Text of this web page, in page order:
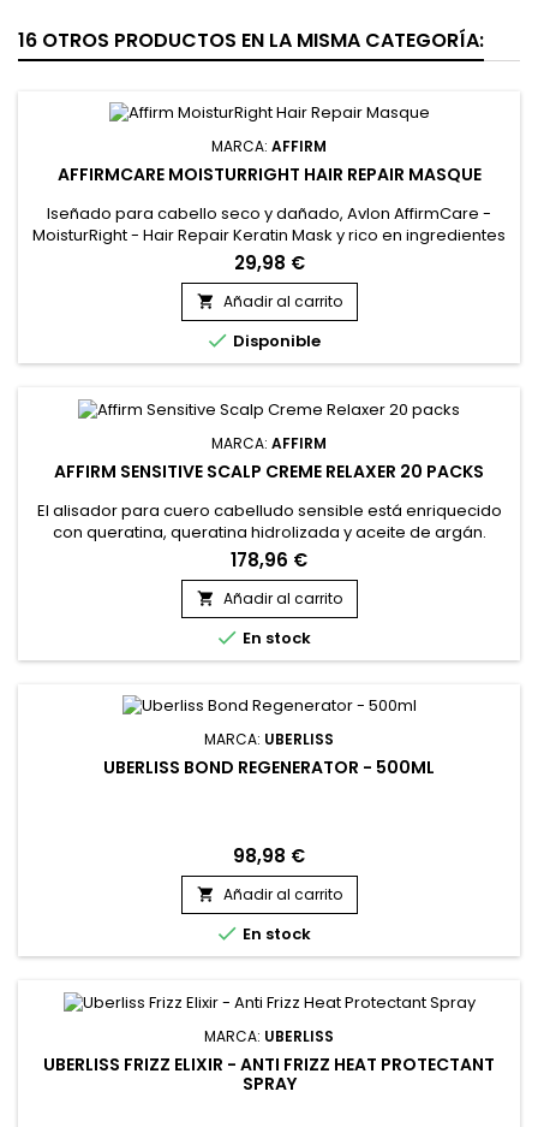
16 OTROS PRODUCTOS EN LA MISMA CATEGORÍA:
MARCA: AFFIRM
AFFIRMCARE MOISTURRIGHT HAIR REPAIR MASQUE
Iseñado para cabello seco y dañado, Avlon AffirmCare -
MoisturRight - Hair Repair Keratin Mask y rico en ingredientes
naturales, como jalea real y aceite de Burití, hidrata
profundamente y promueve el crecimiento del cabello.
Affirm MoisturRight mascarilla reparadora y nutritiva de alta
concentración trata en profundidad. &nbsp;Affirm...
29,98 €
 Añadir al carrito
 Disponible
MARCA: AFFIRM
AFFIRM SENSITIVE SCALP CREME RELAXER 20 PACKS
El alisador para cuero cabelludo sensible está enriquecido
con queratina, queratina hidrolizada y aceite de argán.
&nbsp;Affirm Sensitive Scalp Creme Relaxer está diseñado
para alisar eficazmente el cabello minimizando la irritación
del cuero cabelludo.&nbsp; La Queratina fortalece la fibra
capilar, mientras que la queratina hidrolizada penetra en...
178,96 €
 Añadir al carrito
 En stock
MARCA: UBERLISS
UBERLISS BOND REGENERATOR - 500ML
98,98 €
 Añadir al carrito
 En stock
MARCA: UBERLISS
UBERLISS FRIZZ ELIXIR - ANTI FRIZZ HEAT PROTECTANT
SPRAY